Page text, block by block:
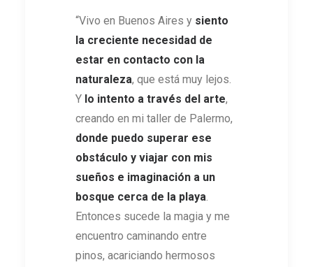
“Vivo en Buenos Aires y siento
la creciente necesidad de
estar en contacto con la
naturaleza, que está muy lejos.
Y lo intento a través del arte,
creando en mi taller de Palermo,
donde puedo superar ese
obstáculo y viajar con mis
sueños e imaginación a un
bosque cerca de la playa.
Entonces sucede la magia y me
encuentro caminando entre
pinos, acariciando hermosos